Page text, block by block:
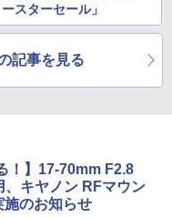
ースターセール」
記事を見る
！】17-70mm F2.8
キヤノン RFマウン
施のお知らせ